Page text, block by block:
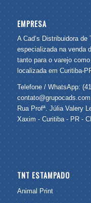
EMPRESA
A Cad’s Distribuidora de
especializada na venda
tanto para o varejo
localizada em Curitiba-
Telefone / WhatsApp:
Rua Profª. Júlia Valery
Xaxim - Curitiba - PR -
TNT ESTAMPADO
Animal Print